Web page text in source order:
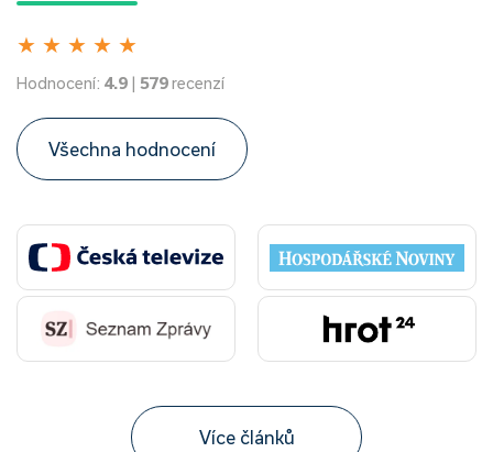
★ ★ ★ ★ ★
Hodnocení: 4.9 | 579recenzí
Všechna hodnocení
Více článků